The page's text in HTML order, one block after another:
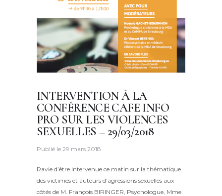
INTERVENTION À LA
CONFÉRENCE CAFE INFO
PRO SUR LES VIOLENCES
SEXUELLES – 29/03/2018
Publié le 29 mars 2018
Ravie d’être intervenue ce matin sur la thématique
des victimes et auteurs d’agressions sexuelles aux
côtés de M. François BIRINGER, Psychologue, Mme